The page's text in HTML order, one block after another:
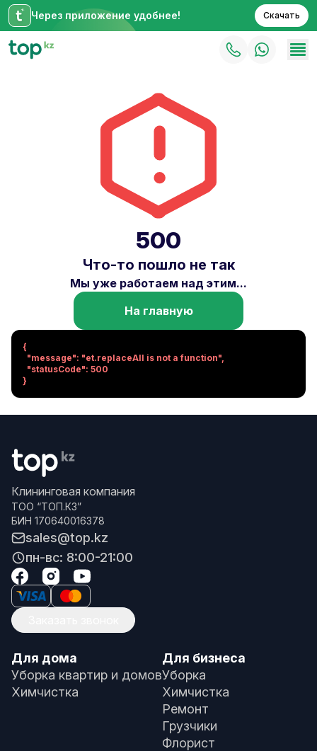
Через приложение удобнее! Скачать
500
Что-то пошло не так
Мы уже работаем над этим...
На главную
{
}
Клининговая компания
ТОО “ТОП.КЗ”
БИН 170640016378
sales@top.kz
пн-вс: 8:00-21:00
Для дома
Уборка квартир и домов
Химчистка
Для бизнеса
Уборка
Химчистка
Ремонт
Грузчики
Флорист